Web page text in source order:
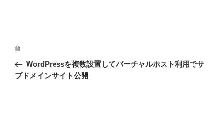
投
ナ
前
の
投
前
WordPressを複数設置してバーチャルホスト利用でサ
ブドメインサイト公開